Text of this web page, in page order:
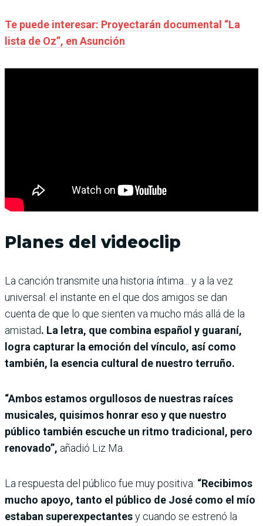
Te puede interesar: Proyectarán documental “La
lista de Oz”, en Asunción
Planes del videoclip
La canción transmite una historia íntima... y a la vez
universal: el instante en el que dos amigos se dan
cuenta de que lo que sienten va mucho más allá de la
amistad. La letra, que combina español y guaraní,
logra capturar la emoción del vínculo, así como
también, la esencia cultural de nuestro terruño.
“Ambos estamos orgullosos de nuestras raíces
musicales, quisimos honrar eso y que nuestro
público también escuche un ritmo tradicional, pero
renovado”, añadió Liz Ma.
La respuesta del público fue muy positiva: “Recibimos
mucho apoyo, tanto el público de José como el mío
estaban superexpectantesy cuando se estrenó la